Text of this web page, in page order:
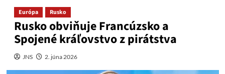
Európa Rusko
Rusko obviňuje Francúzsko a
Spojené kráľovstvo z pirátstva
JNS 2. júna 2026